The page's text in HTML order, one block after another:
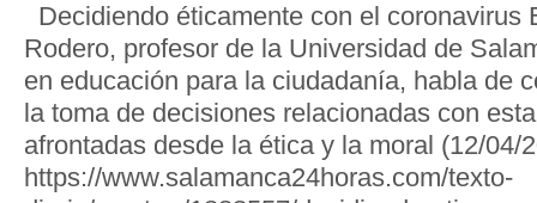
Decidiendo éticamente con el coronavirus
Rodero, profesor de la Universidad de
en educación para la ciudadanía, habla de
la toma de decisiones relacionadas con
afrontadas desde la ética y la moral (12/
https://www.salamanca24horas.com/texto-